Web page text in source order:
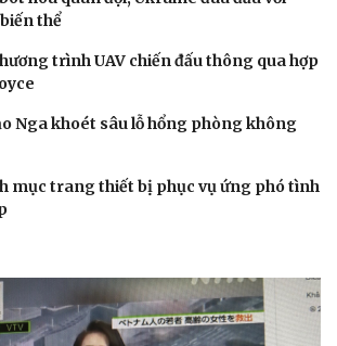
thể
trình UAV chiến đấu thông qua hợp
Nga khoét sâu lỗ hổng phòng không
mục trang thiết bị phục vụ ứng phó tình